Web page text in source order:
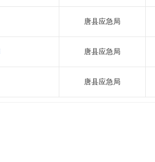
唐县应急局
唐县应急局
唐县应急局